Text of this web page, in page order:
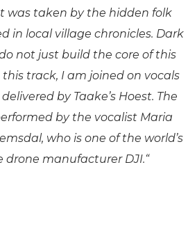
was taken by the hidden folk
in local village chronicles. Dark
not just build the core of this
track, I am joined on vocals
by Taake’s Hoest. The
by the vocalist Maria
who is one of the world’s
manufacturer DJI.“